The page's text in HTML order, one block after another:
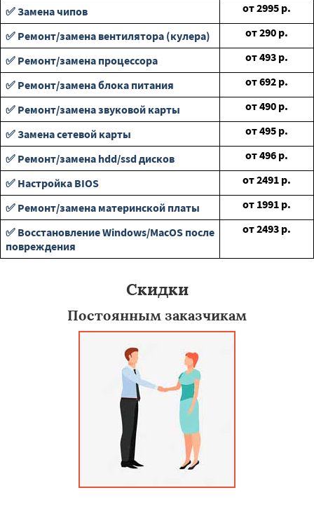
✅ Замена чипов
от2995 р.
✅ Ремонт/замена вентилятора (кулера)
от290 р.
✅ Ремонт/замена процессора
от493 р.
✅ Ремонт/замена блока питания
от692 р.
✅ Ремонт/замена звуковой карты
от490 р.
✅ Замена сетевой карты
от495 р.
✅ Ремонт/замена hdd/ssd дисков
от496 р.
✅ Настройка BIOS
от2491 р.
✅ Ремонт/замена материнской платы
от 1991 р.
✅ Восстановление Windows/MacOS после
повреждения
от2493 р.
Скидки
Постоянным заказчикам